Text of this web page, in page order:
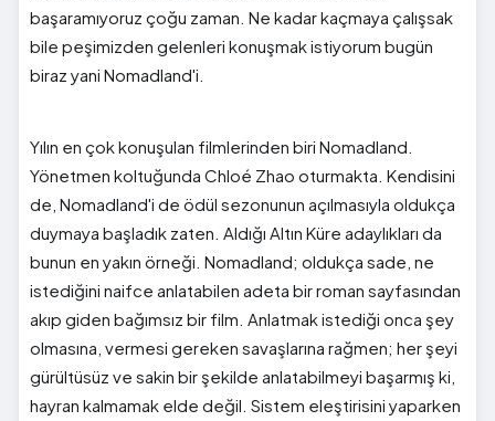
başaramıyoruz çoğu zaman. Ne kadar kaçmaya çalışsak
bile peşimizden gelenleri konuşmak istiyorum bugün
biraz yani Nomadland'i.
Yılın en çok konuşulan filmlerinden biri Nomadland.
Yönetmen koltuğunda Chloé Zhao oturmakta. Kendisini
de, Nomadland'i de ödül sezonunun açılmasıyla oldukça
duymaya başladık zaten. Aldığı Altın Küre adaylıkları da
bunun en yakın örneği. Nomadland; oldukça sade, ne
istediğini naifce anlatabilen adeta bir roman sayfasından
akıp giden bağımsız bir film. Anlatmak istediği onca şey
olmasına, vermesi gereken savaşlarına rağmen; her şeyi
gürültüsüz ve sakin bir şekilde anlatabilmeyi başarmış ki,
hayran kalmamak elde değil. Sistem eleştirisini yaparken